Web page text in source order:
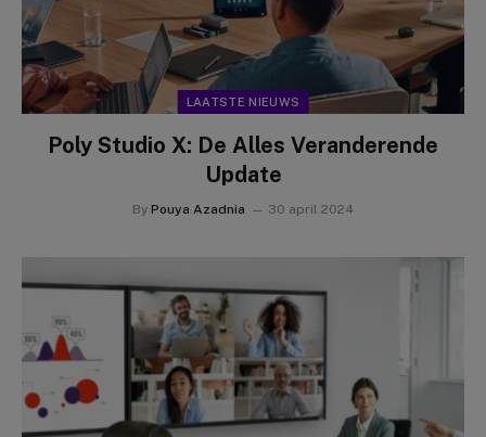
LAATSTE NIEUWS
Poly Studio X: De Alles Veranderende
Update
By Pouya Azadnia 30 april 2024